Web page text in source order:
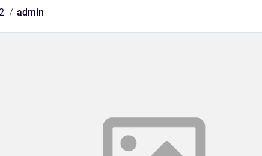
admin